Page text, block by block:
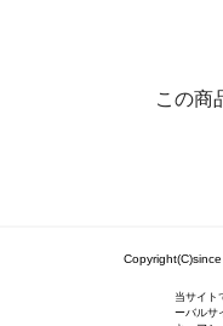
この商
当サイト
ーバルサ